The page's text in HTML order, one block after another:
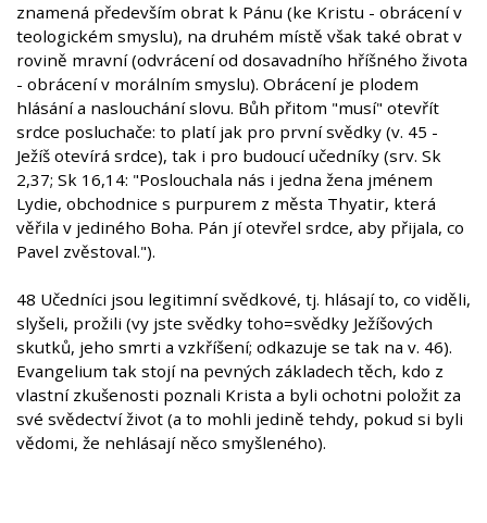
znamená především obrat k Pánu (ke Kristu - obrácení v
teologickém smyslu), na druhém místě však také obrat v
rovině mravní (odvrácení od dosavadního hříšného života
- obrácení v morálním smyslu). Obrácení je plodem
hlásání a naslouchání slovu. Bůh přitom "musí" otevřít
srdce posluchače: to platí jak pro první svědky (v. 45 -
Ježíš otevírá srdce), tak i pro budoucí učedníky (srv. Sk
2,37; Sk 16,14: "Poslouchala nás i jedna žena jménem
Lydie, obchodnice s purpurem z města Thyatir, která
věřila v jediného Boha. Pán jí otevřel srdce, aby přijala, co
Pavel zvěstoval.").
48 Učedníci jsou legitimní svědkové, tj. hlásají to, co viděli,
slyšeli, prožili (vy jste svědky toho=svědky Ježíšových
skutků, jeho smrti a vzkříšení; odkazuje se tak na v. 46).
Evangelium tak stojí na pevných základech těch, kdo z
vlastní zkušenosti poznali Krista a byli ochotni položit za
své svědectví život (a to mohli jedině tehdy, pokud si byli
vědomi, že nehlásají něco smyšleného).